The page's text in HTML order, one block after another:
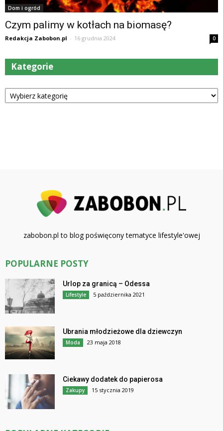
Dom i ogród
Czym palimy w kotłach na biomasę?
Redakcja Zabobon.pl - 16 grudnia 2024 0
Kategorie
Kategorie
zabobon.pl to blog poświęcony tematyce lifestyle'owej
POPULARNE POSTY
Urlop za granicą – Odessa
Lifestyle 5 października 2021
Ubrania młodzieżowe dla dziewczyn
Moda 23 maja 2018
Ciekawy dodatek do papierosa
Zakupy 15 stycznia 2019